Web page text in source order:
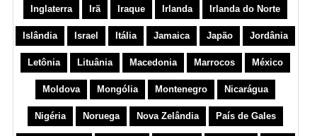
Inglaterra Irã Iraque Irlanda Irlanda do Norte
Islândia Israel Itália Jamaica Japão Jordânia
Letônia Lituânia Macedonia Marrocos México
Moldova Mongólia Montenegro Nicarágua
Nigéria Noruega Nova Zelândia País de Gales